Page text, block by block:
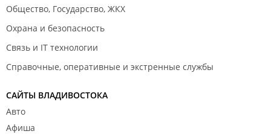
Общество, Государство, ЖКХ
Охрана и безопасность
Связь и IT технологии
Справочные, оперативные и экстренные службы
САЙТЫ ВЛАДИВОСТОКА
Авто
Афиша